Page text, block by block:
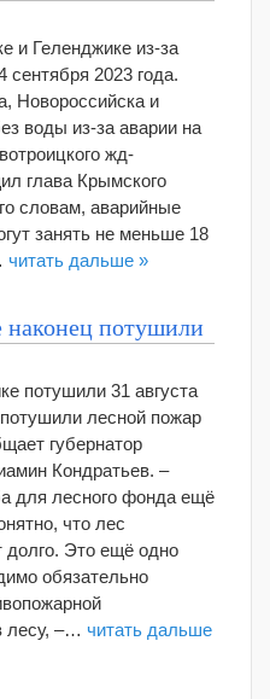
и Геленджике из-за
сентября 2023 года.
Новороссийска и
воды из-за аварии на
жд-
глава Крымского
словам, аварийные
занять не меньше 18
читать дальше »
потушили
потушили 31 августа
лесной пожар
губернатор
Кондратьев. –
для лесного фонда ещё
что лес
долго. Это ещё одно
обязательно
лесу, –… читать дальше